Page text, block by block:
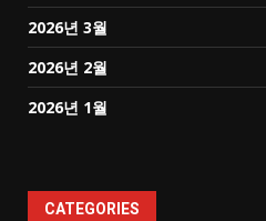
2026년 3월
2026년 2월
2026년 1월
CATEGORIES